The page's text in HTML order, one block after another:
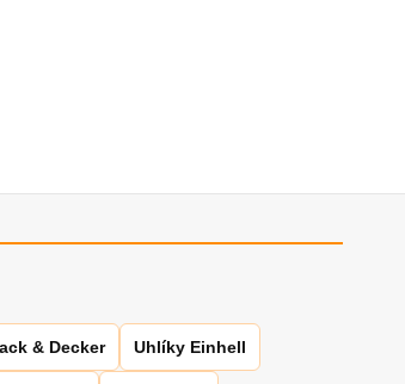
& Decker Uhlíky Einhell